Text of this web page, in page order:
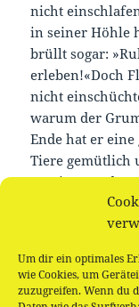
Um dir ein optimales
wie Cookies, um
zuzugreifen. Wenn du
nicht
in seiner Höhle
brüllt sogar:
erleben!«Doch
nicht
warum der
Ende hat er
Tiere gemütlich
vereint,
fest
und ein